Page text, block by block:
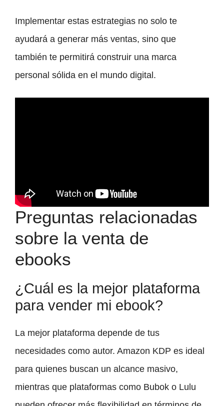
Implementar estas estrategias no solo te
ayudará a generar más ventas, sino que
también te permitirá construir una marca
personal sólida en el mundo digital.
Preguntas relacionadas
sobre la venta de
ebooks
¿Cuál es la mejor plataforma
para vender mi ebook?
La mejor plataforma depende de tus
necesidades como autor. Amazon KDP es ideal
para quienes buscan un alcance masivo,
mientras que plataformas como Bubok o Lulu